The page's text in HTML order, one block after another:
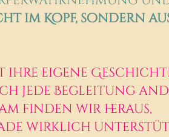
im Kopf, sondern
ihre eigene
jede Begleitung
finden wir heraus,
wirklich